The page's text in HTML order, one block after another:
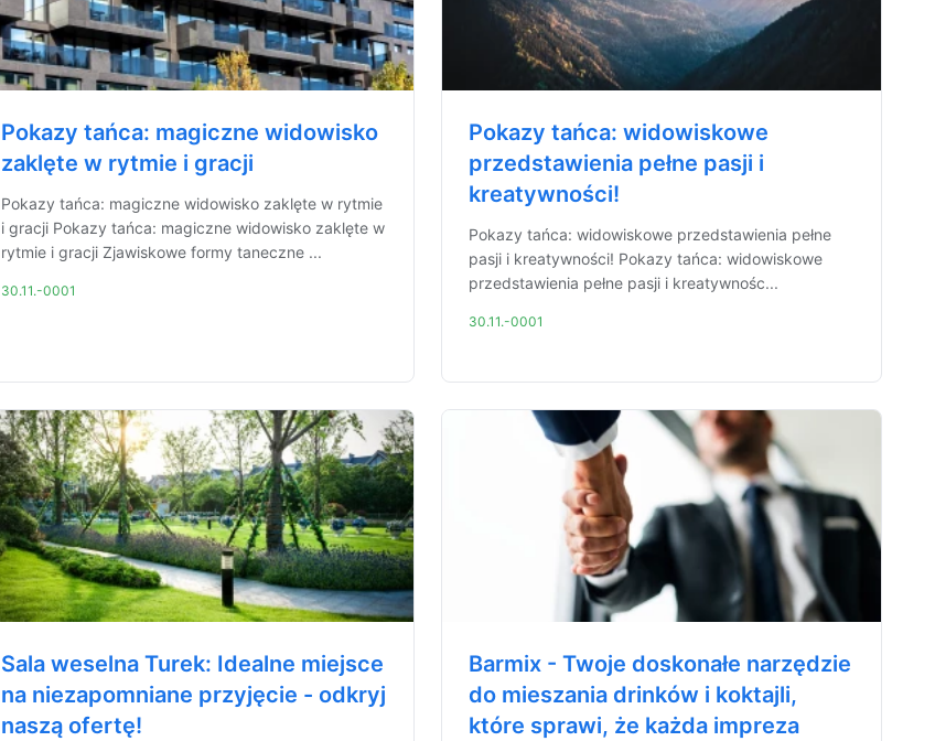
Pokazy tańca: magiczne widowisko
zaklęte w rytmie i gracji
Pokazy tańca: magiczne widowisko zaklęte w rytmie
i gracji Pokazy tańca: magiczne widowisko zaklęte w
rytmie i gracji Zjawiskowe formy taneczne ...
30.11.-0001
Pokazy tańca: widowiskowe
przedstawienia pełne pasji i
kreatywności!
Pokazy tańca: widowiskowe przedstawienia pełne
pasji i kreatywności! Pokazy tańca: widowiskowe
przedstawienia pełne pasji i kreatywnośc...
30.11.-0001
Sala weselna Turek: Idealne miejsce
na niezapomniane przyjęcie - odkryj
naszą ofertę!
Barmix - Twoje doskonałe narzędzie
do mieszania drinków i koktajli,
które sprawi, że każda impreza